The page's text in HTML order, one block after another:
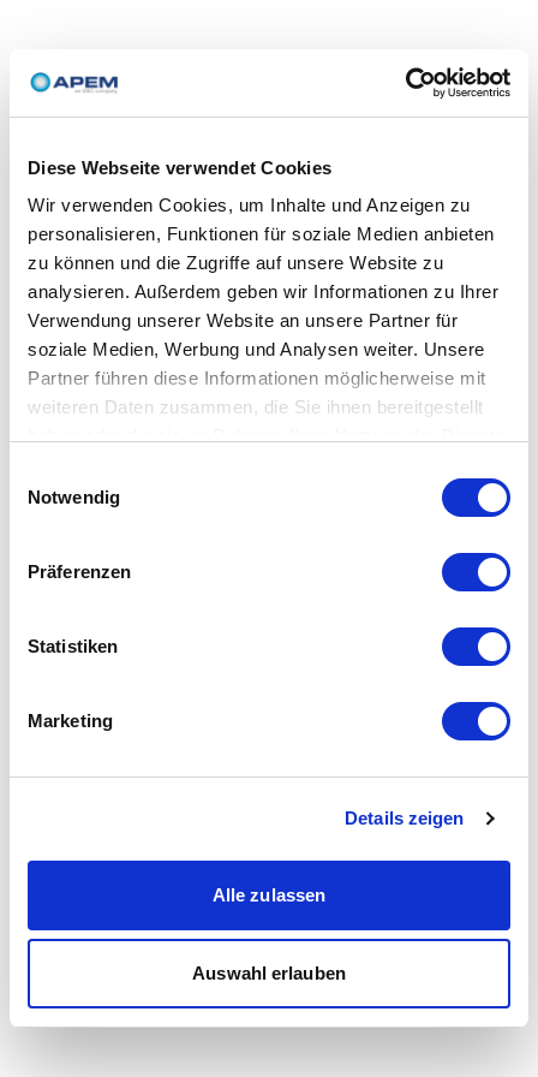
Diese Webseite verwendet Cookies
Wir verwenden Cookies, um Inhalte und Anzeigen zu
personalisieren, Funktionen für soziale Medien anbieten
zu können und die Zugriffe auf unsere Website zu
analysieren. Außerdem geben wir Informationen zu Ihrer
Verwendung unserer Website an unsere Partner für
soziale Medien, Werbung und Analysen weiter. Unsere
Partner führen diese Informationen möglicherweise mit
weiteren Daten zusammen, die Sie ihnen bereitgestellt
Notwendig
Präferenzen
Statistiken
Marketing
Details zeigen
Alle zulassen
Auswahl erlauben